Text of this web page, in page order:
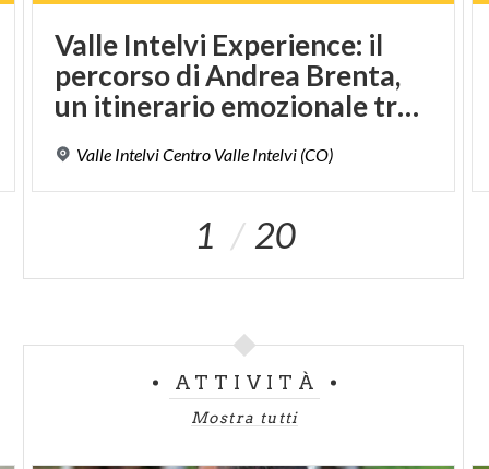
Valle Intelvi Experience: il
percorso di Andrea Brenta,
un itinerario emozionale tra natura e storia del Risorgimento
Valle IntelviCentro Valle Intelvi (CO)
1 20
ATTIVITÀ
Mostra tutti